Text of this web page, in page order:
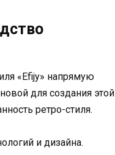
«Efijy» напрямую
для создания этой
ретро-стиля.
и дизайна.